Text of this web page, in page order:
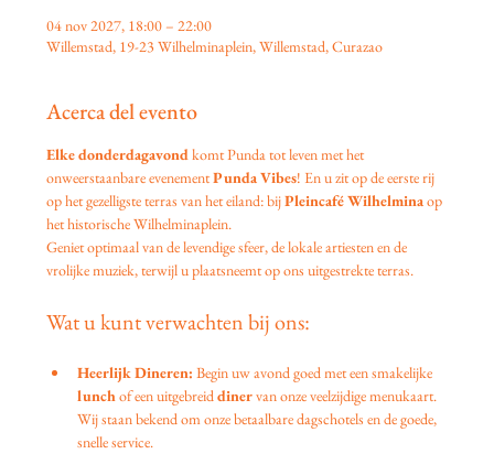
04 nov 2027, 18:00 – 22:00
Willemstad, 19-23 Wilhelminaplein, Willemstad, Curazao
Acerca del evento
Elke donderdagavond komt Punda tot leven met het
onweerstaanbare evenement Punda Vibes! En u zit op de eerste rij
op het gezelligste terras van het eiland: bij Pleincafé Wilhelmina op
het historische Wilhelminaplein.
Geniet optimaal van de levendige sfeer, de lokale artiesten en de
vrolijke muziek, terwijl u plaatsneemt op ons uitgestrekte terras.
Wat u kunt verwachten bij ons:
Heerlijk Dineren: Begin uw avond goed met een smakelijke
lunch of een uitgebreid diner van onze veelzijdige menukaart.
Wij staan bekend om onze betaalbare dagschotels en de goede,
snelle service.